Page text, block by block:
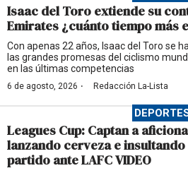
Isaac del Toro extiende su
Emirates ¿cuánto tiempo más
Con apenas 22 años, Isaac del Toro se
las grandes promesas del ciclismo
en las últimas competencias
6 de agosto, 2026 · Redacción La-Lista
Leagues Cup: Captan a
lanzando cerveza e
partido ante LAFC VIDEO